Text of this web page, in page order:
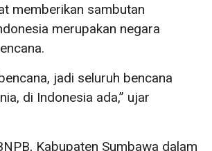
memberikan sambutan
merupakan negara
jadi seluruh bencana
di Indonesia ada,” ujar
Kabupaten Sumbawa dalam